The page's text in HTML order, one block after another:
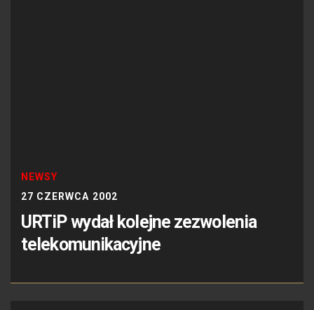
NEWSY
27 CZERWCA 2002
URTiP wydał kolejne zezwolenia
telekomunikacyjne